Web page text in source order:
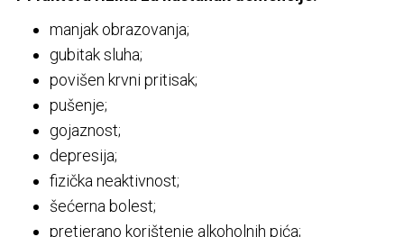
manjak obrazovanja;
gubitak sluha;
povišen krvni pritisak;
pušenje;
gojaznost;
depresija;
fizička neaktivnost;
šećerna bolest;
pretjerano korištenje alkoholnih pića;